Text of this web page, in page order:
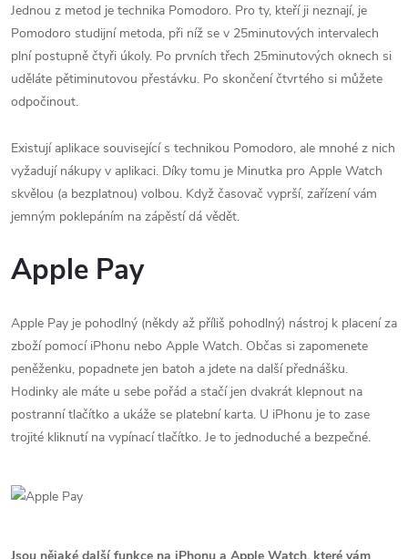
Jednou z metod je technika Pomodoro. Pro ty, kteří ji neznají, je
Pomodoro studijní metoda, při níž se v 25minutových intervalech
plní postupně čtyři úkoly. Po prvních třech 25minutových oknech si
uděláte pětiminutovou přestávku. Po skončení čtvrtého si můžete
odpočinout.
Existují aplikace související s technikou Pomodoro, ale mnohé z nich
vyžadují nákupy v aplikaci. Díky tomu je Minutka pro Apple Watch
skvělou (a bezplatnou) volbou. Když časovač vyprší, zařízení vám
jemným poklepáním na zápěstí dá vědět.
Apple Pay
Apple Pay je pohodlný (někdy až příliš pohodlný) nástroj k placení za
zboží pomocí iPhonu nebo Apple Watch. Občas si zapomenete
peněženku, popadnete jen batoh a jdete na další přednášku.
Hodinky ale máte u sebe pořád a stačí jen dvakrát klepnout na
postranní tlačítko a ukáže se platební karta. U iPhonu je to zase
trojité kliknutí na vypínací tlačítko. Je to jednoduché a bezpečné.